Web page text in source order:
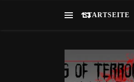
STARTSEITE